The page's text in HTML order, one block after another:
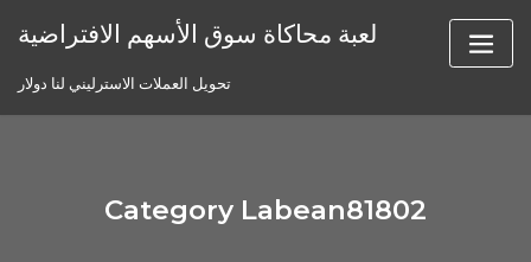
لعبة محاكاة سوق الأسهم الافتراضية
تحويل العملات الاسترليني لنا دولار
Category Labean81802